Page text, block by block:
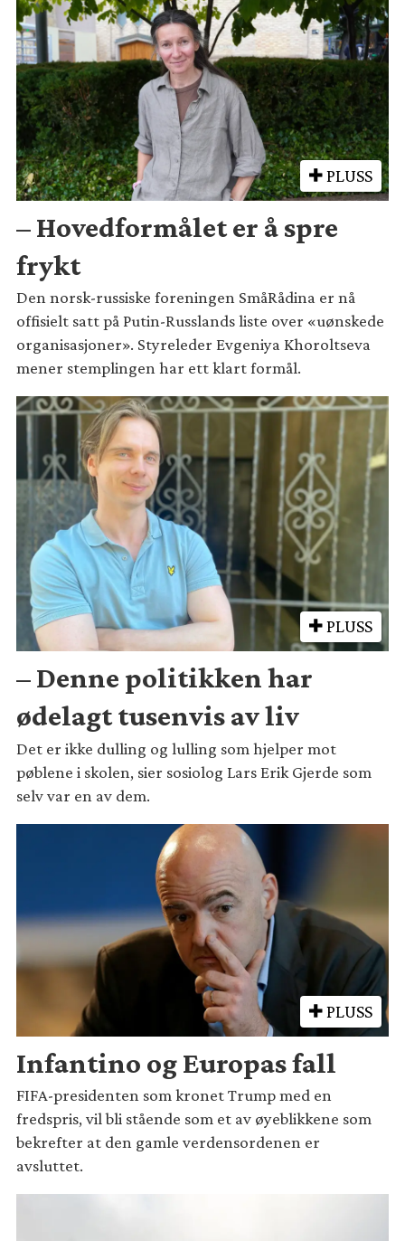
PLUSS
– Hovedformålet er å spre
frykt
Den norsk-russiske foreningen SmåRådina er nå
offisielt satt på Putin-Russlands liste over «uønskede
organisasjoner». Styreleder Evgeniya Khoroltseva
mener stemplingen har ett klart formål.
PLUSS
– Denne politikken har
ødelagt tusenvis av liv
Det er ikke dulling og lulling som hjelper mot
pøblene i skolen, sier sosiolog Lars Erik Gjerde som
selv var en av dem.
PLUSS
Infantino og Europas fall
FIFA-presidenten som kronet Trump med en
fredspris, vil bli stående som et av øyeblikkene som
bekrefter at den gamle verdensordenen er
avsluttet.